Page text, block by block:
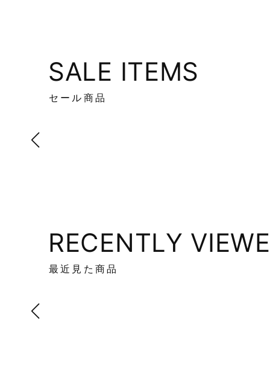
SALE ITEMS
セール商品
RECENTLY
最近見た商品